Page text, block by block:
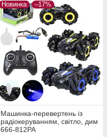
Новинка –17%
Машинка-перевертень із
радіокеруванням, світло, дим
666-812PA